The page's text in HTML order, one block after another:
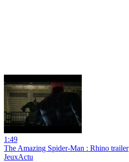
1:49
The Amazing Spider-Man : Rhino trailer
JeuxActu